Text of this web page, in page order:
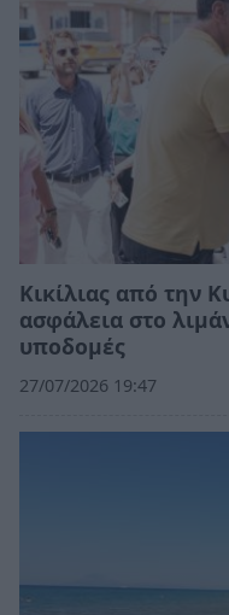
Κικίλιας από την
ασφάλεια στο
υποδομές
27/07/2026 19:47